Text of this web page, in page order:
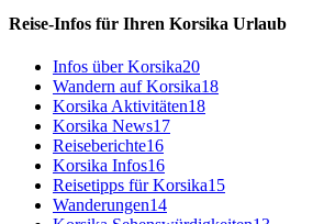
Reise-Infos für Ihren Korsika Urlaub
Infos über Korsika20
Wandern auf Korsika18
Korsika Aktivitäten18
Korsika News17
Reiseberichte16
Korsika Infos16
Reisetipps für Korsika15
Wanderungen14